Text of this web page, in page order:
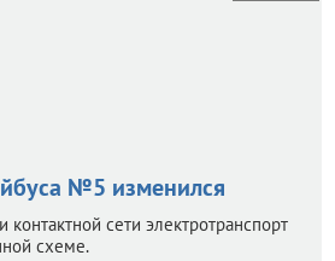
№5 изменился
контактной сети электротранспорт
схеме.